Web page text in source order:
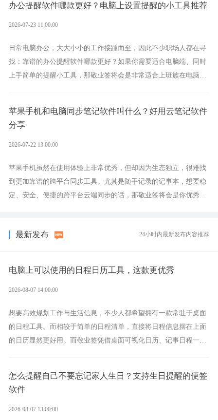
办公提醒软件哪款更好？电脑上设置提醒的小工具推荐
2026-07-23 11:00:00
日常电脑办公，大大小小的工作接踵而至，因此不少职场人都在寻
找：靠谱的办公提醒软件哪款更好？如果你需要适合电脑端、同时
上手简单的提醒小工具，那敬业签将会是非常适合上班族在电脑上
苹果手机和电脑同步笔记软件叫什么？好用云笔记软件
分享
2026-07-22 13:00:00
苹果手机虽然在使用体验上非常优秀，但却因为生态独立，很难找
到更加靠谱的跨平台同步工具。尤其是随手记录的记事本，想要稳
定、安全、便捷的跨平台云端同步的话，那敬业签将会是你优秀的
最新发布 24小时内最新发布内容推荐
电脑上可以使用的日程日历工具，这款更优秀
2026-08-07 14:00:00
想要高效规划工作与生活信息，不少人都希望拥有一款常驻于桌面
的日程工具。而相较于简单的日程清单，直接将日程信息摆在上面
的日历显然更好用。而敬业签凭借桌面可视化日历、记事日程一体
怎么提醒自己不要忘记家人生日？支持生日提醒的便签
软件
2026-08-07 13:00:00